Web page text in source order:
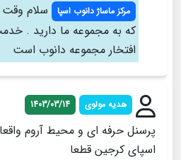
مرکز ماساژ دانوب اسپا
سلام وقت
که به مجموعه ما دارید .
افتخار مجموعه دانوب است
هدیه مولوی 1403/03/14
پرسنل حرفه ای و محیط آروم
اسپای کرجین قطعا